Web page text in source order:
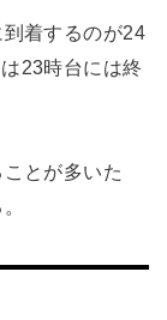
着するのが24
23時台には終
とが多いた